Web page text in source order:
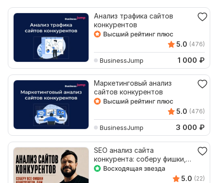
Анализ трафика сайтов
конкурентов
5.0 (476)
BusinessJump 1 000 ₽
Маркетинговый анализ
сайтов конкурентов
5.0 (476)
BusinessJump 3 000 ₽
SEO анализ сайта
конкурента: соберу фишки,
сделаю лучшую версию
5.0 (22)